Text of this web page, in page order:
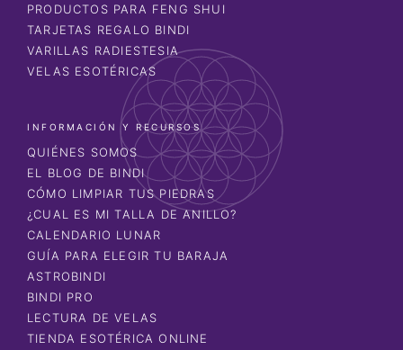
PRODUCTOS PARA FENG SHUI
TARJETAS REGALO BINDI
VARILLAS RADIESTESIA
VELAS ESOTÉRICAS
INFORMACIÓN Y RECURSOS
QUIÉNES SOMOS
EL BLOG DE BINDI
CÓMO LIMPIAR TUS PIEDRAS
¿CUAL ES MI TALLA DE ANILLO?
CALENDARIO LUNAR
GUÍA PARA ELEGIR TU BARAJA
ASTROBINDI
BINDI PRO
LECTURA DE VELAS
TIENDA ESOTÉRICA ONLINE